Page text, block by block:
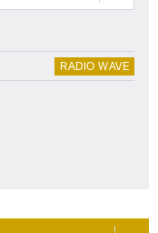
RADIO WAVE